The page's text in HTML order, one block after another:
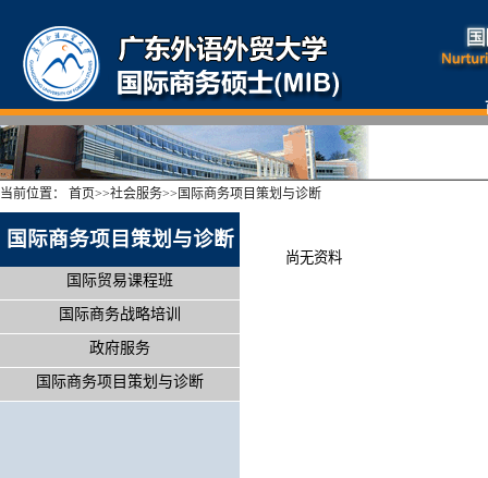
当前位置： 首页>>社会服务>> 国际商务项目策划与诊断
国际商务项目策划与诊断
国际贸易课程班
国际商务战略培训
政府服务
国际商务项目策划与诊断
尚无资料